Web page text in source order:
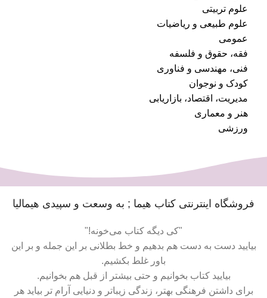
علوم تربیتی
علوم طبیعی و ریاضیات
عمومی
فقه، حقوق و فلسفه
فنی، مهندسی و فناوری
کودک و نوجوان
مدیریت، اقتصاد، بازاریابی
هنر و معماری
ورزشی
فروشگاه اینترنتی کتاب هیما ; به وسعت و سپیدی هیمالیا
"کی دیگه کتاب می‌خونه!"
بیایید دست به دست هم بدهیم و خط بطلانی بر این جمله و بر این
باور غلط بکشیم.
بیایید کتاب بخوانیم و حتی بیشتر از قبل هم بخوانیم.
برای داشتن فرهنگی بهتر، زندگی زیباتر و دنیایی آرام تر بیاید هر